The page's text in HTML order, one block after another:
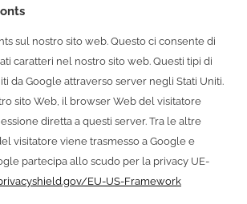
sul nostro sito web. Questo ci consente di
caratteri nel nostro sito web. Questi tipi di
da Google attraverso server negli Stati Uniti.
sito Web, il browser Web del visitatore
diretta a questi server. Tra le altre
visitatore viene trasmesso a Google e
partecipa allo scudo per la privacy UE-
EU-US-Framework